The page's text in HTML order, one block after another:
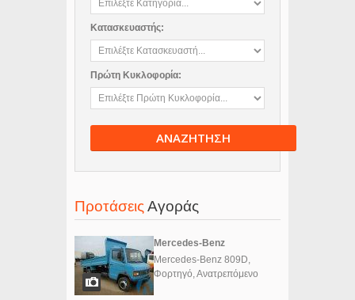
Κατασκευαστής:
Πρώτη Κυκλοφορία:
ΑΝΑΖΗΤΗΣΗ
ΠροτάσειςΑγοράς
Mercedes-Benz
Mercedes-Benz 809D,
Φορτηγό, Ανατρεπόμενο